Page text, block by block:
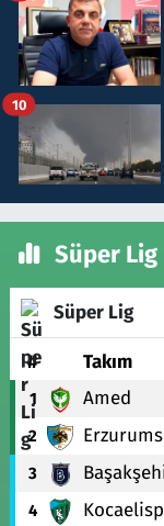
10
Süper
Süper Lig
# Takım
1 Amed
2
3
4